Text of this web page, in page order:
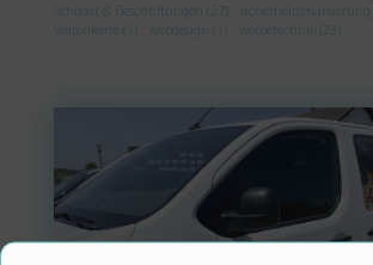
Schilder & Beschriftungen (27)
sicherheitsmarkierung
visitenkarte (1)
webdesign (1) werbetechnik (23)